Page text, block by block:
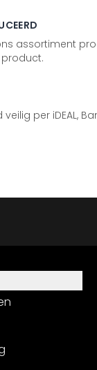
assortiment
per iDEAL,